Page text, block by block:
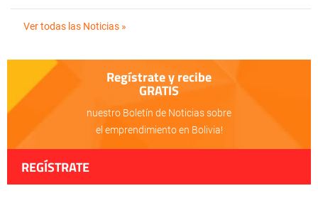
Ver todas las Noticias »
Regístrate y recibe
GRATIS
nuestro Boletín de Noticias sobre
el emprendimiento en Bolivia!
REGÍSTRATE